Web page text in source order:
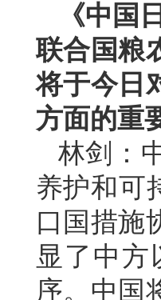
《中国
联合国粮
将于今日
方面的重
林剑：
养护和可
口国措施
显了中
序。中国